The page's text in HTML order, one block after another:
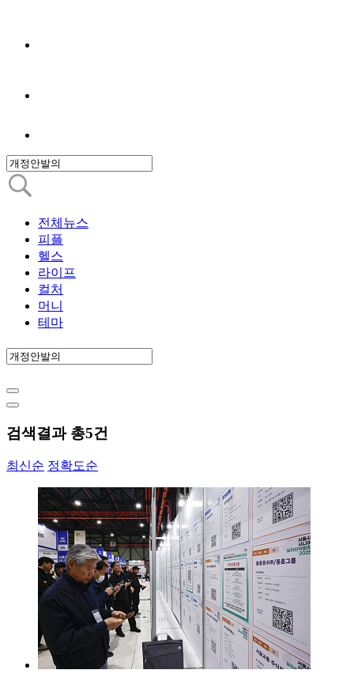
전체뉴스
피플
헬스
라이프
컬처
머니
테마
검색결과 총5건
최신순 정확도순